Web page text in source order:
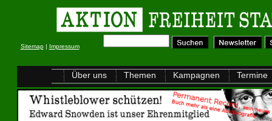
Sitemap| Impressum
Über uns Themen Kampagnen Termine